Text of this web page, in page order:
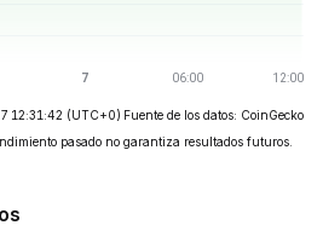
12:31:42 (UTC+0) Fuente de los datos: CoinGecko
pasado no garantiza resultados futuros.